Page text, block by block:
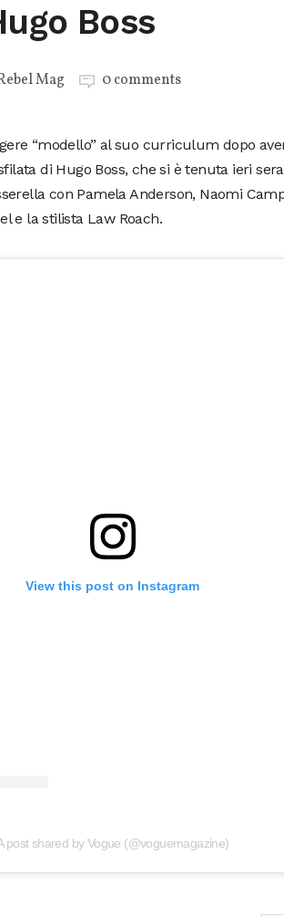
Boss
Mag 0 comments
“modello” al suo curriculum dopo
di Hugo Boss, che si è tenuta ieri
con Pamela Anderson, Naomi
e la stilista Law Roach.
View this post on Instagram
post shared by Vogue (@voguemagazine)